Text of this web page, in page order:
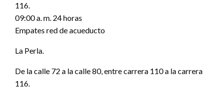
116.
09:00 a. m. 24 horas
Empates red de acueducto
La Perla.
De la calle 72 a la calle 80, entre carrera 110 a la carrera
116.